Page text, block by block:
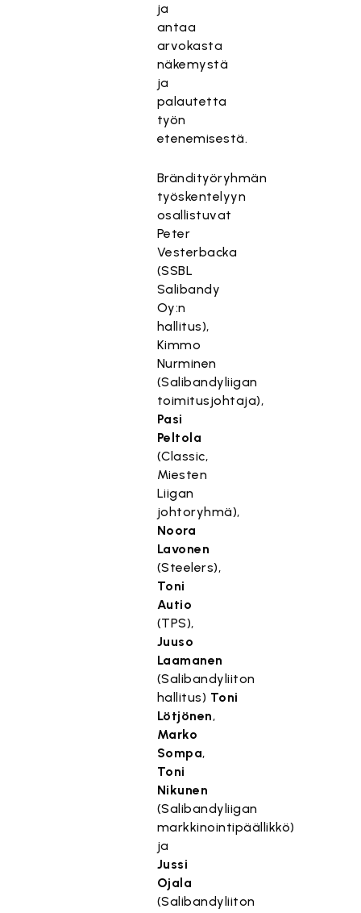
ja
antaa
arvokasta
näkemystä
ja
palautetta
työn
etenemisestä.
Brändityöryhmän
työskentelyyn
osallistuvat
Peter
Vesterbacka
(SSBL
Salibandy
Oy:n
hallitus),
Kimmo
Nurminen
(Salibandyliigan
toimitusjohtaja),
Pasi
Peltola
(Classic,
Miesten
Liigan
johtoryhmä),
Noora
Lavonen
(Steelers),
Toni
Autio
(TPS),
Juuso
Laamanen
(Salibandyliiton
hallitus) Toni
Lötjönen,
Marko
Sompa,
Toni
Nikunen
(Salibandyliigan
markkinointipäällikkö)
ja
Jussi
Ojala
(Salibandyliiton